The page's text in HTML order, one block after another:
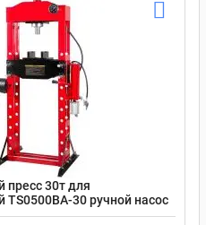
пресс 30т для
TS0500BA-30 ручной насос